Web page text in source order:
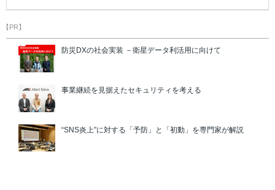
【PR】
防災DXの社会実装 －衛星データ利活用に向けて
事業継続を見据えたセキュリティを考える
“SNS炎上”に対する「予防」と「初動」を専門家が解説